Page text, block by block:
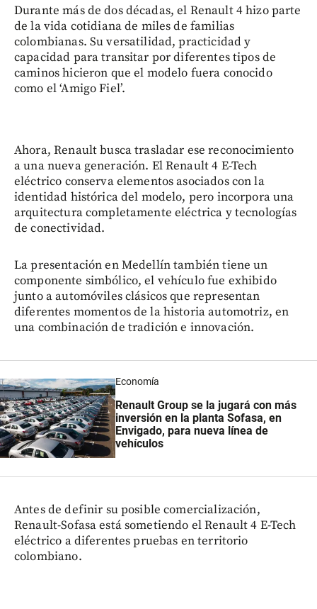
Durante más de dos décadas, el Renault 4 hizo parte
de la vida cotidiana de miles de familias
colombianas. Su versatilidad, practicidad y
capacidad para transitar por diferentes tipos de
caminos hicieron que el modelo fuera conocido
como el ‘Amigo Fiel’.
Ahora, Renault busca trasladar ese reconocimiento
a una nueva generación. El Renault 4 E-Tech
eléctrico conserva elementos asociados con la
identidad histórica del modelo, pero incorpora una
arquitectura completamente eléctrica y tecnologías
de conectividad.
La presentación en Medellín también tiene un
componente simbólico, el vehículo fue exhibido
junto a automóviles clásicos que representan
diferentes momentos de la historia automotriz, en
una combinación de tradición e innovación.
Economía
Renault Group se la jugará con más
inversión en la planta Sofasa, en
Envigado, para nueva línea de
vehículos
Antes de definir su posible comercialización,
Renault-Sofasa está sometiendo el Renault 4 E-Tech
eléctrico a diferentes pruebas en territorio
colombiano.